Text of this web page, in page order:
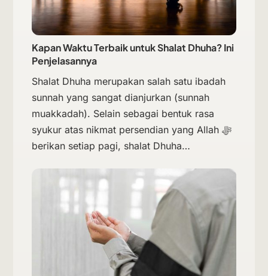
Kapan Waktu Terbaik untuk Shalat Dhuha? Ini
Penjelasannya
Shalat Dhuha merupakan salah satu ibadah
sunnah yang sangat dianjurkan (sunnah
muakkadah). Selain sebagai bentuk rasa
syukur atas nikmat persendian yang Allah ﷻ
berikan setiap pagi, shalat Dhuha…